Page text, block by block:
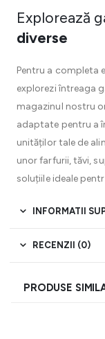
Explorează
diverse
Pentru a completa
explorezi întreaga
magazinul nostru
adaptate pentru a
unităților tale de
unor farfurii, tăvi,
soluțiile ideale
INFORMATII
RECENZII (0)
PRODUSE